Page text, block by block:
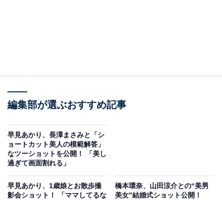
編集部が選ぶおすすめ記事
早見あかり、長澤まさみと「シ
ョートカット美人の模範解答」
なツーショットを公開！ 「美し
過ぎて画面割れる」
早見あかり、1歳娘とお散歩撮
影会ショット！ 「ママしてるな
橋本環奈、山田涼介との“美男
美女”結婚式ショット公開！